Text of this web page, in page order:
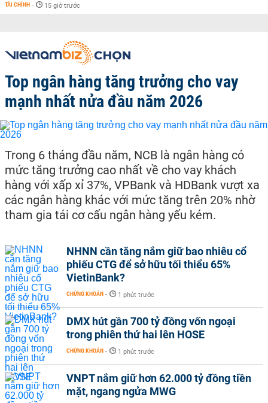
TÀI CHÍNH - 15 giờ trước
Top ngân hàng tăng trưởng cho vay
mạnh nhất nửa đầu năm 2026
Trong 6 tháng đầu năm, NCB là ngân hàng có
mức tăng trưởng cao nhất về cho vay khách
hàng với xấp xỉ 37%, VPBank và HDBank vượt xa
các ngân hàng khác với mức tăng trên 20% nhờ
tham gia tái cơ cấu ngân hàng yếu kém.
NHNN cần tăng nắm giữ bao nhiêu cổ
phiếu CTG để sở hữu tối thiểu 65%
VietinBank?
CHỨNG KHOÁN - 1 phút trước
DMX hút gần 700 tỷ đồng vốn ngoại
trong phiên thứ hai lên HOSE
CHỨNG KHOÁN - 1 phút trước
VNPT nắm giữ hơn 62.000 tỷ đồng tiền
mặt, ngang ngửa MWG